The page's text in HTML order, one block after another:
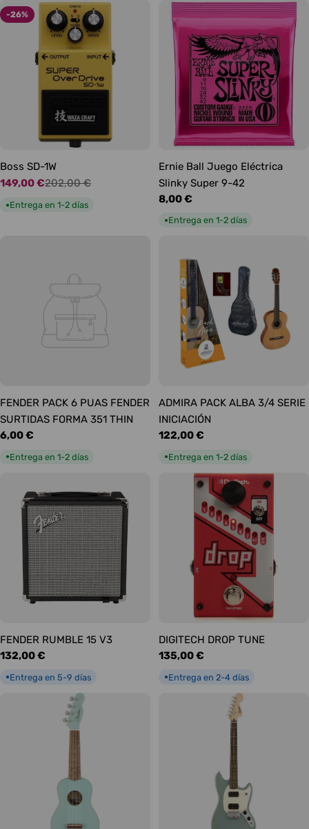
-26%
Boss SD-1W
Precio
de
149,00 €
Precio
habitual
202,00 €
●Entrega en 1-2 días
Ernie Ball Juego Eléctrica
Slinky Super 9-42
Precio
habitual
8,00 €
●Entrega en 1-2 días
FENDER PACK 6 PUAS FENDER
SURTIDAS FORMA 351 THIN
Precio
6,00 €
●Entrega en 1-2 días
ADMIRA PACK ALBA 3/4 SERIE
INICIACIÓN
Precio
122,00 €
●Entrega en 1-2 días
FENDER RUMBLE 15 V3
Precio
132,00 €
●Entrega en 5-9 días
DIGITECH DROP TUNE
Precio
135,00 €
●Entrega en 2-4 días